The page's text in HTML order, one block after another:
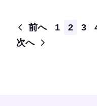
前へ 1 2 3
次へ